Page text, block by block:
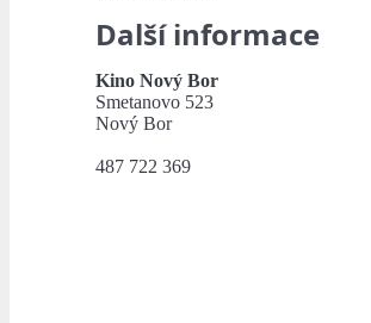
Další informace
Kino Nový Bor
Smetanovo 523
Nový Bor
487 722 369